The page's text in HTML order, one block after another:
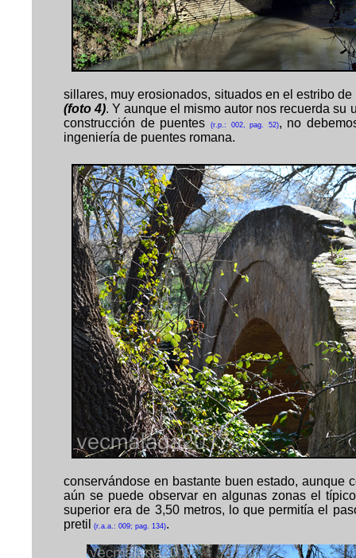
sillares, muy erosionados, situados en el estribo
(foto 4). Y aunque el mismo autor nos recuerda su
construcción de puentes
(r.p.: 002, pag. 52), no
ingeniería de puentes romana.
conservándose en bastante buen estado, aunque
aún se puede observar en algunas zonas el
superior era de 3,50 metros, lo que permitía el
pretil
(r.a.a.: 009; pag. 134).